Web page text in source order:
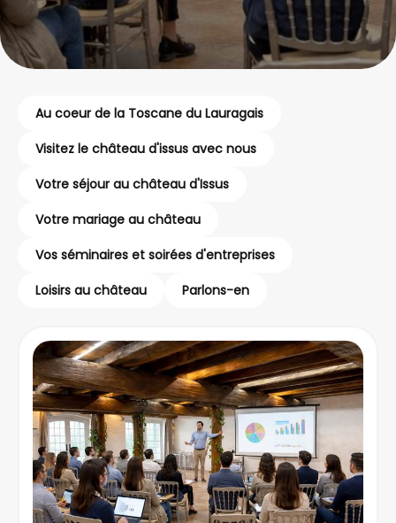
Au coeur de la Toscane du Lauragais
Visitez le château d'issus avec nous
Votre séjour au château d'Issus
Votre mariage au château
Vos séminaires et soirées d'entreprises
Loisirs au château
Parlons-en